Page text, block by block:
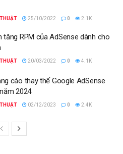
25/10/2022 0 2.1K
tăng RPM của AdSense dành cho
20/03/2022 0 4.1K
cáo thay thế Google AdSense
2024
02/12/2023 0 2.4K